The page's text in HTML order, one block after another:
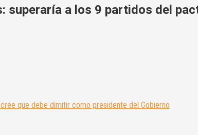
superaría a los 9 partidos del
que debe dimitir como presidente del Gobierno